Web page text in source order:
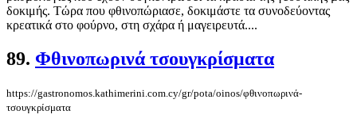
δοκιμής. Τώρα που φθινοπώριασε, δοκιμάστε τα συνοδεύοντας
κρεατικά στο φούρνο, στη σχάρα ή μαγειρευτά....
89. Φθινοπωρινά τσουγκρίσματα
https://gastronomos.kathimerini.com.cy/gr/pota/oinos/φθινοπωρινά-
τσουγκρίσματα